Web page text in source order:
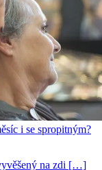
i se spropitným?
na zdi […]